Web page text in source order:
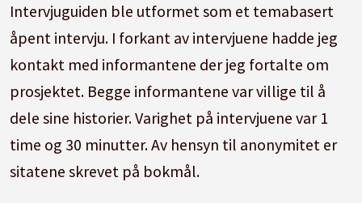
Intervjuguiden ble utformet som et temabasert
åpent intervju. I forkant av intervjuene hadde jeg
kontakt med informantene der jeg fortalte om
prosjektet. Begge informantene var villige til å
dele sine historier. Varighet på intervjuene var 1
time og 30 minutter. Av hensyn til anonymitet er
sitatene skrevet på bokmål.